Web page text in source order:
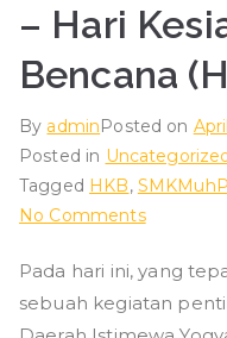
– Hari
Bencana
By adminPosted on
Posted in
Tagged HKB,
No Commentson
Kegiatan
Simulasi
Evakuasi
Pada hari ini, yang
sebuah kegiatan